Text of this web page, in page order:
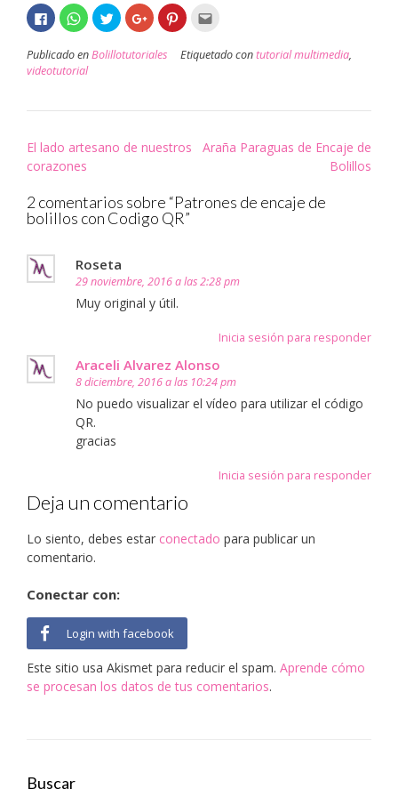
Haz
clic
para
compartir
en
Facebook
(Se
una
Haz
clic
para
compartir
en
WhatsApp
(Se
una
Haz
clic
para
compartir
en
una
Haz
clic
para
compartir
en
una
Haz
clic
compartir
en
una
enviar
por
amigo
en
una
Publicado enBolillotutoriales Etiquetado contutorial multimedia,
videotutorial
Navegación
de
entradas
El lado artesano de nuestros
corazones
Araña Paraguas de Encaje de
Bolillos
2 comentarios sobre “Patrones de encaje de
bolillos con Codigo QR”
Roseta
29 noviembre, 2016 a las 2:28 pm
Muy original y útil.
Inicia sesión para responder
Araceli Alvarez Alonso
8 diciembre, 2016 a las 10:24 pm
No puedo visualizar el vídeo para utilizar el código
QR.
gracias
Inicia sesión para responder
Deja un comentario
Lo siento, debes estar conectado para publicar un
comentario.
Conectar con:
Login with facebook
Este sitio usa Akismet para reducir el spam. Aprende cómo
se procesan los datos de tus comentarios.
Buscar